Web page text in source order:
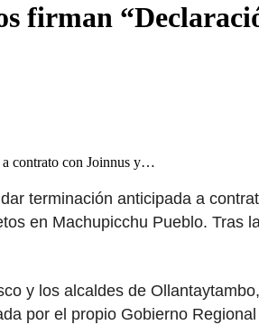
firman
a contrato con Joinnus y…
terminación anticipada a
en Machupicchu Pueblo. Tras
y los alcaldes de
por el propio Gobierno